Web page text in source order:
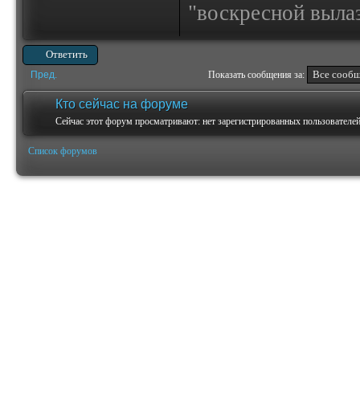
"воскресной
Ответить
Пред. Показать сообщения за:
Кто сейчас на форуме
Сейчас этот форум просматривают: нет зарегистрированных
Список форумов